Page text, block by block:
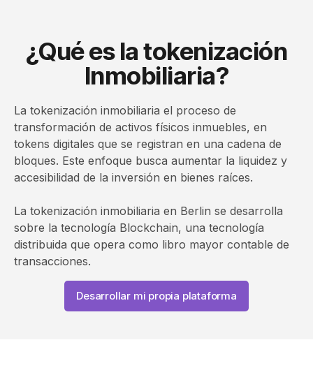
¿Qué es la tokenización
Inmobiliaria?
La tokenización inmobiliaria el proceso de
transformación de activos físicos inmuebles, en
tokens digitales que se registran en una cadena de
bloques. Este enfoque busca aumentar la liquidez y
accesibilidad de la inversión en bienes raíces.
La tokenización inmobiliaria en Berlin se desarrolla
sobre la tecnología Blockchain, una tecnología
distribuida que opera como libro mayor contable de
transacciones.
Desarrollar mi propia plataforma